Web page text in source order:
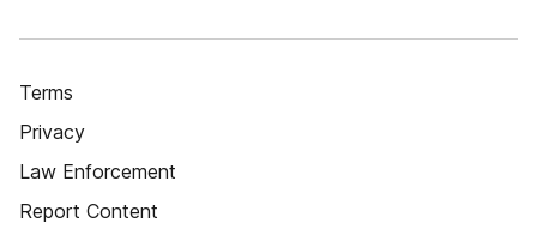
Terms
Privacy
Law Enforcement
Report Content